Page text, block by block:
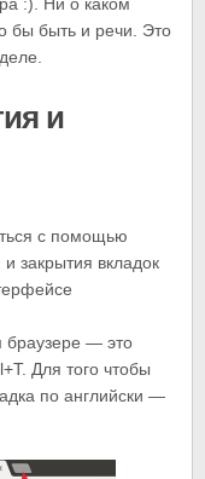
бы быть и речи. Это
и
с помощью
закрытия вкладок
браузере — это
Для того чтобы
по английски —